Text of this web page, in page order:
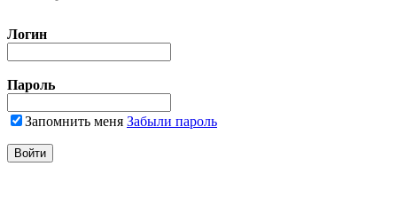
Логин
Пароль
Запомнить меня Забыли пароль